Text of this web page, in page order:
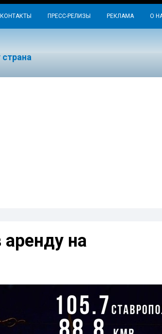
КОНТАКТЫ ПРЕСС-РЕЛИЗЫ РЕКЛАМА О
на